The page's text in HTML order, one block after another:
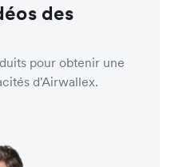
des
pour obtenir une
d'Airwallex.